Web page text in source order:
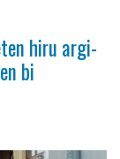
hiru argi-
bi